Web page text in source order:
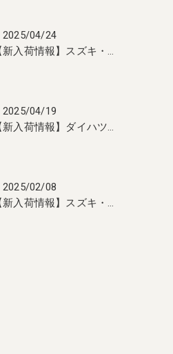
2025/04/24
【新入荷情報】スズキ・キャリィ 入荷しました！
2025/04/19
【新入荷情報】ダイハツ・タント 入荷しました！
2025/02/08
【新入荷情報】スズキ・ハスラー 入荷しました！